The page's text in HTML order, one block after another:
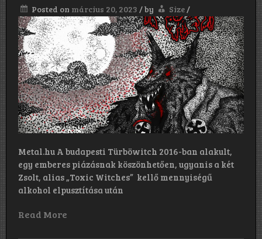
Posted on március 20, 2023 /by Size /
Metal.hu A budapesti Türböwitch 2016-ban alakult,
egy emberes piázásnak köszönhetően, ugyanis a két
Zsolt, alias „Toxic Witches” kellő mennyiségű
alkohol elpusztítása után
Read More